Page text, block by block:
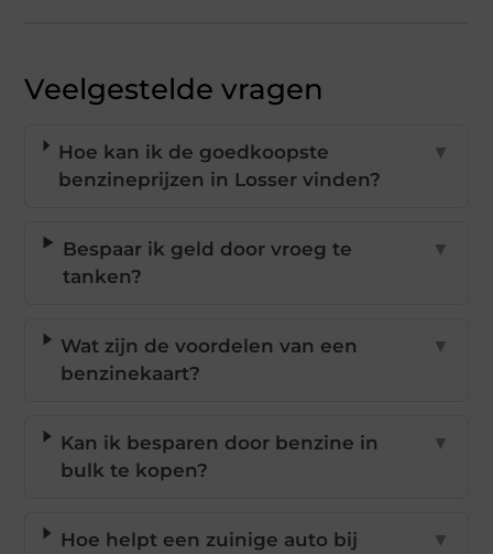
Veelgestelde vragen
Hoe kan ik de goedkoopste
benzineprijzen in Losser vinden?
▼
Bespaar ik geld door vroeg te
tanken?
▼
Wat zijn de voordelen van een
benzinekaart?
▼
Kan ik besparen door benzine in
bulk te kopen?
▼
Hoe helpt een zuinige auto bij
▼